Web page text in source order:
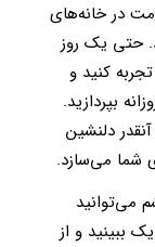
در خانه‌های
حتی یک روز
کنید و
بپردازید.
دلنشین
شما می‌سازد.
می‌توانید
ببینید و از